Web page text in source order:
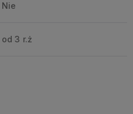
Nie
od 3 r.ż